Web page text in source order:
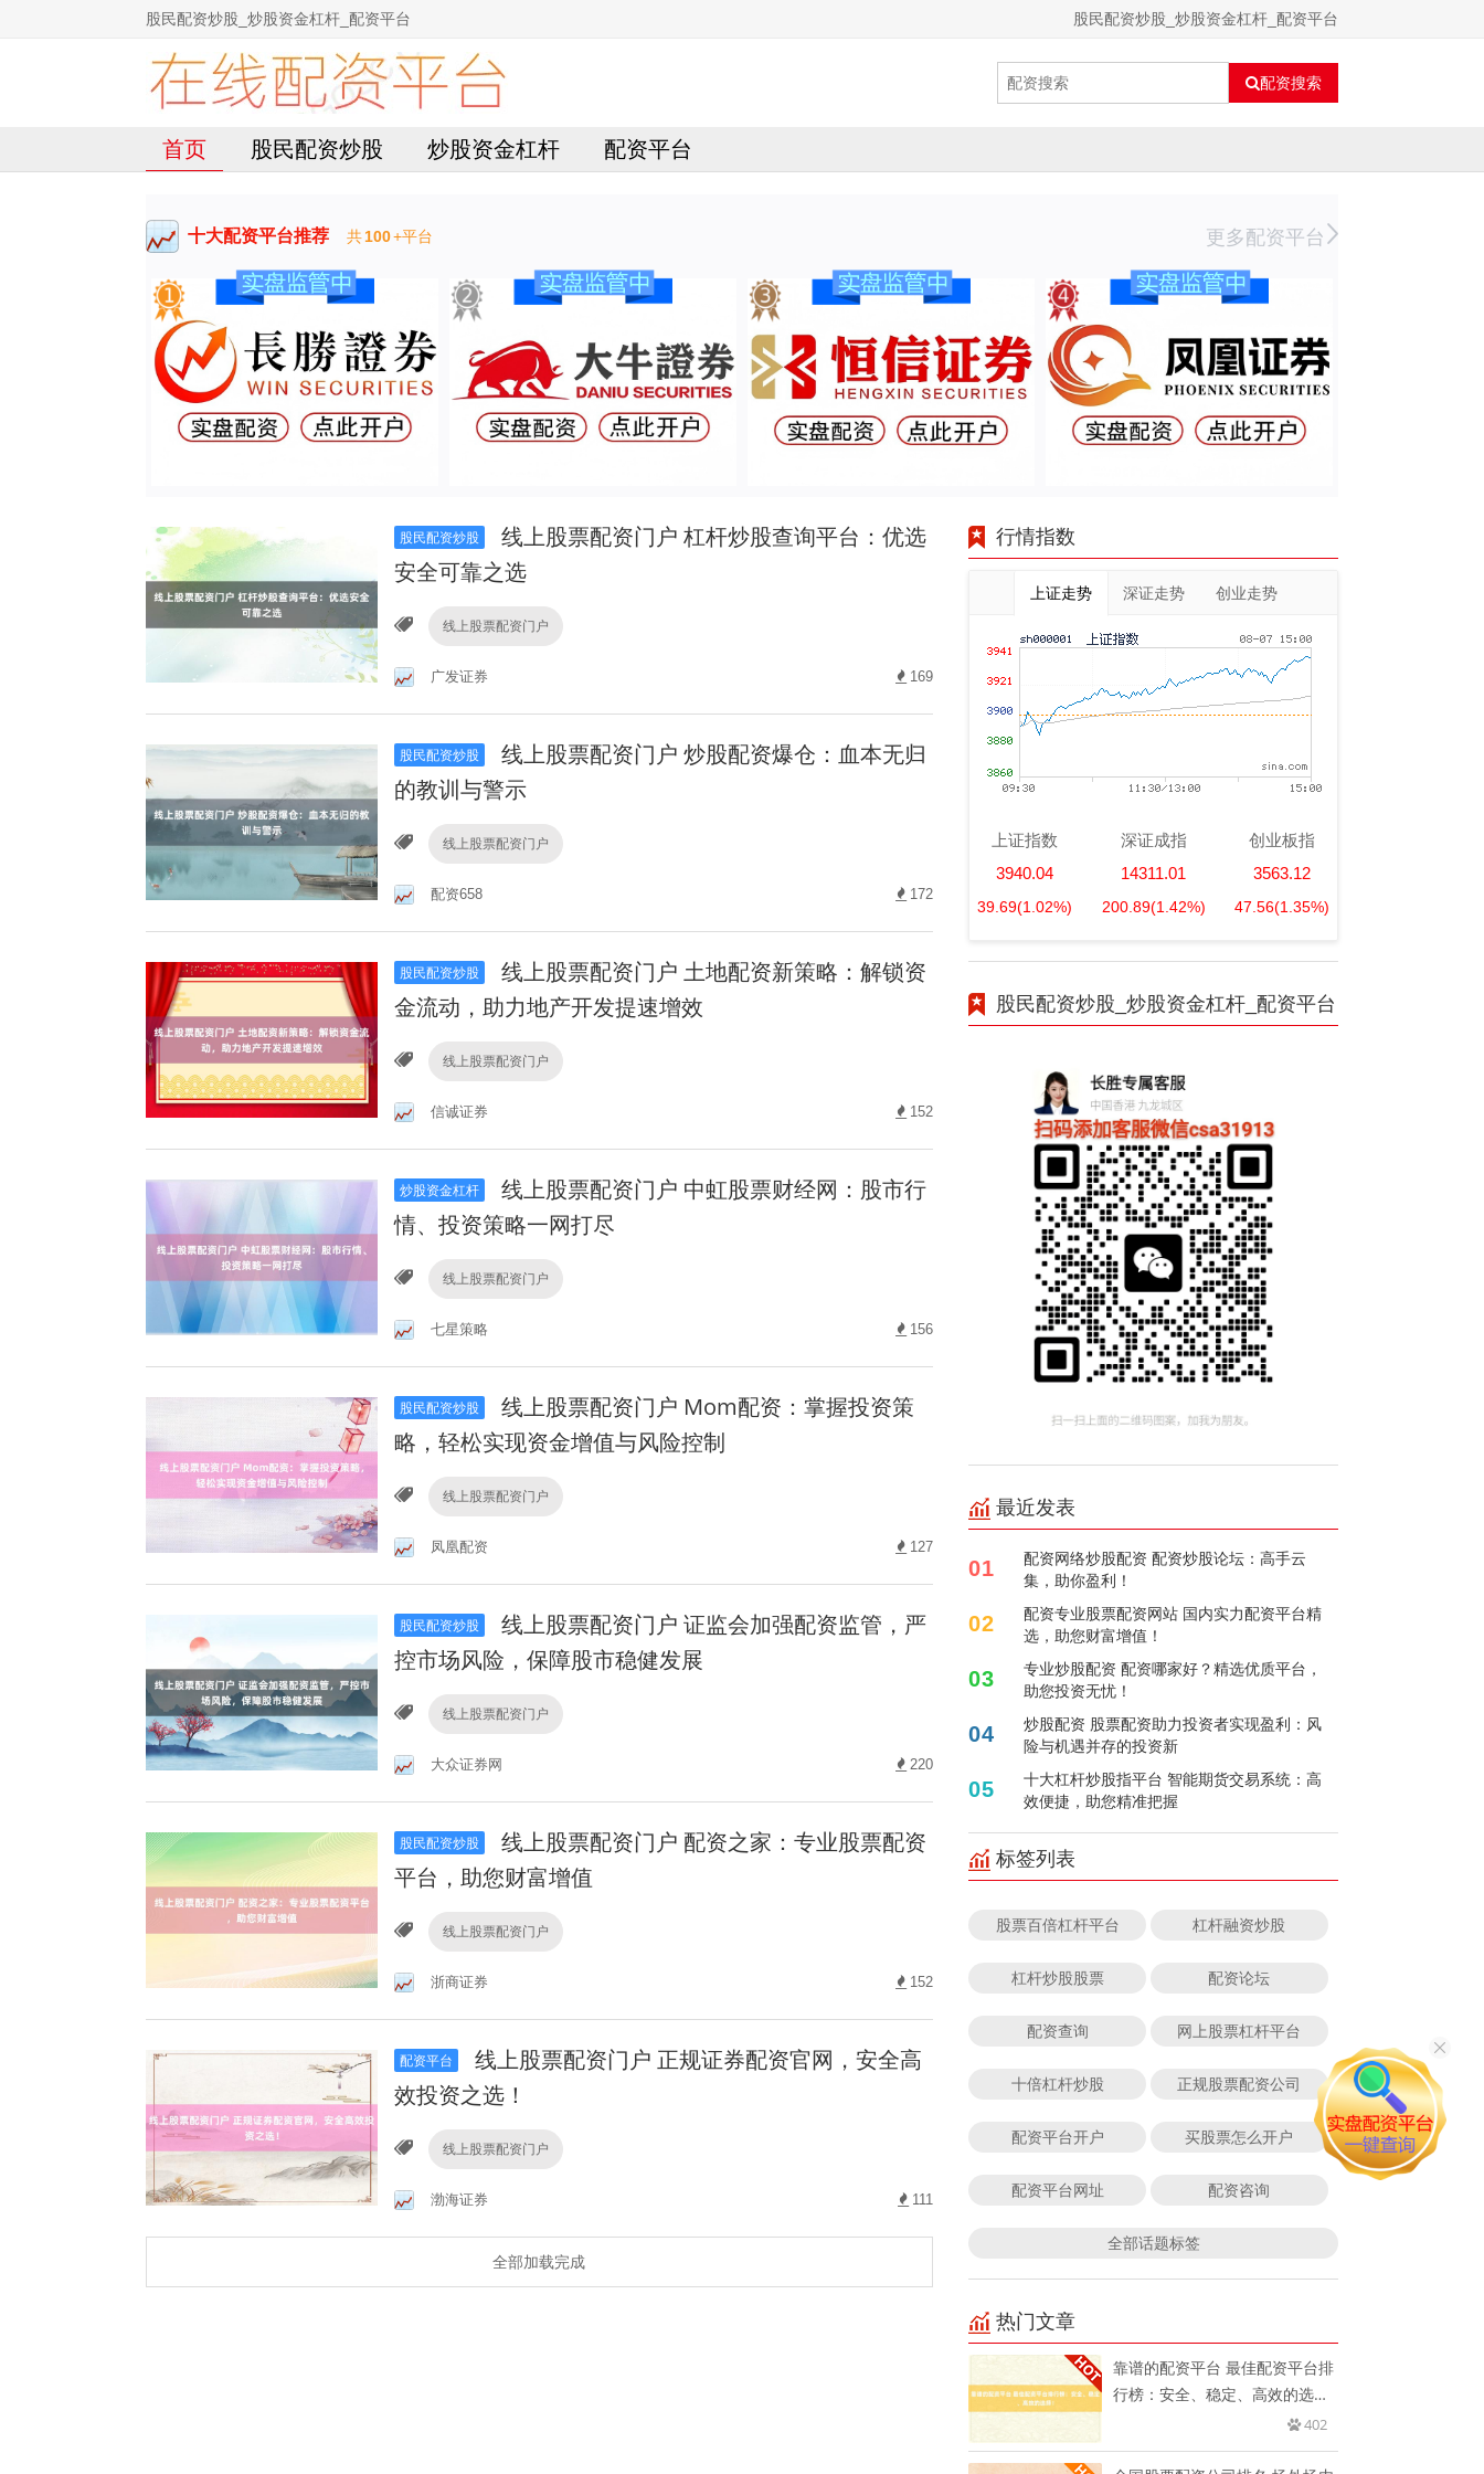
股民配资炒股_炒股资金杠杆_配资平台 股民配资炒股_炒股资金杠杆_配资平台
配资搜索
首页 股民配资炒股 炒股资金杠杆 配资平台
十大配资平台推荐 共100+平台 更多配资平台
股民配资炒股
线上股票配资门户 杠杆炒股查询平台：优选
安全可靠之选
线上股票配资门户
广发证券 169
股民配资炒股
线上股票配资门户 炒股配资爆仓：血本无归
的教训与警示
线上股票配资门户
配资658 172
股民配资炒股
线上股票配资门户 土地配资新策略：解锁资
金流动，助力地产开发提速增效
线上股票配资门户
信诚证券 152
炒股资金杠杆
线上股票配资门户 中虹股票财经网：股市行
情、投资策略一网打尽
线上股票配资门户
七星策略 156
股民配资炒股
线上股票配资门户 Mom配资：掌握投资策
略，轻松实现资金增值与风险控制
线上股票配资门户
凤凰配资 127
股民配资炒股
线上股票配资门户 证监会加强配资监管，严
控市场风险，保障股市稳健发展
线上股票配资门户
大众证券网 220
股民配资炒股
线上股票配资门户 配资之家：专业股票配资
平台，助您财富增值
线上股票配资门户
浙商证券 152
配资平台
线上股票配资门户 正规证券配资官网，安全高
效投资之选！
线上股票配资门户
渤海证券 111
全部加载完成
行情指数
上证走势 深证走势 创业走势
上证指数
3940.04
39.69(1.02%)
深证成指
14311.01
200.89(1.42%)
创业板指
3563.12
47.56(1.35%)
股民配资炒股_炒股资金杠杆_配资平台
最近发表
01
配资网络炒股配资 配资炒股论坛：高手云
集，助你盈利！
02
配资专业股票配资网站 国内实力配资平台精
选，助您财富增值！
03
专业炒股配资 配资哪家好？精选优质平台，
助您投资无忧！
04
炒股配资 股票配资助力投资者实现盈利：风
险与机遇并存的投资新
05
十大杠杆炒股指平台 智能期货交易系统：高
效便捷，助您精准把握
标签列表
股票百倍杠杆平台 杠杆融资炒股
杠杆炒股股票 配资论坛
配资查询 网上股票杠杆平台
十倍杠杆炒股 正规股票配资公司
配资平台开户 买股票怎么开户
配资平台网址 配资咨询
全部话题标签
热门文章
靠谱的配资平台 最佳配资平台排
行榜：安全、稳定、高效的选
402